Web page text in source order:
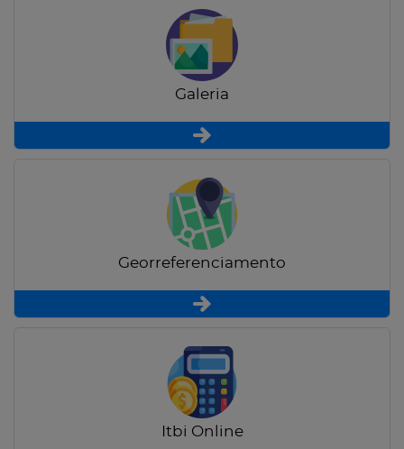
Galeria
Georreferenciamento
Itbi Online